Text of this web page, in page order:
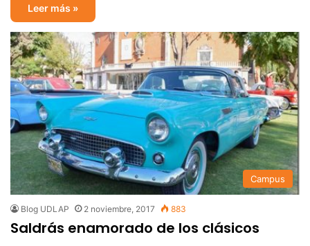
Leer más »
Campus
Blog UDLAP 2 noviembre, 2017 883
Saldrás enamorado de los clásicos